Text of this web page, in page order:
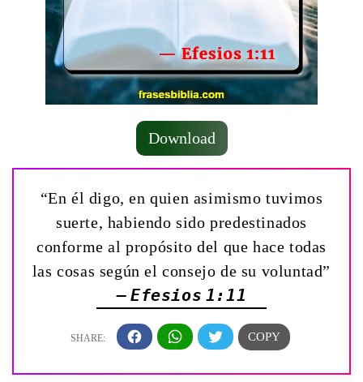
Download
“En él digo, en quien asimismo tuvimos
suerte, habiendo sido predestinados
conforme al propósito del que hace todas
las cosas según el consejo de su voluntad”
— Efesios 1:11